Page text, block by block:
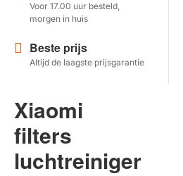
Herstel zoekopdracht
Voor 17.00 uur besteld,
morgen in huis
Beste prijs
Altijd de laagste prijsgarantie
Xiaomi
filters
luchtreiniger